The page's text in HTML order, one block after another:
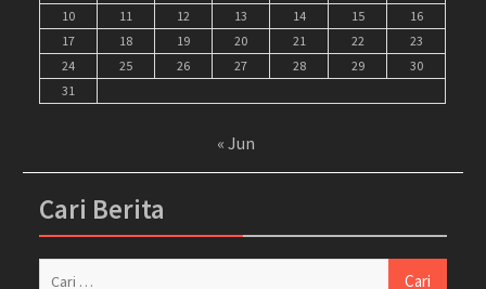
10
11 12 13 14 15
16
17
18 19 20 21 22
23
24
25 26 27 28 29
30
31
« Jun
Cari Berita